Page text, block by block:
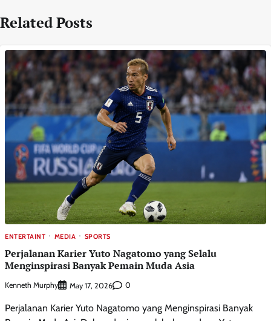
Related Posts
ENTERTAINT MEDIA SPORTS
Perjalanan Karier Yuto Nagatomo yang Selalu
Menginspirasi Banyak Pemain Muda Asia
Kenneth Murphy May 17, 2026 0
Perjalanan Karier Yuto Nagatomo yang Menginspirasi Banyak